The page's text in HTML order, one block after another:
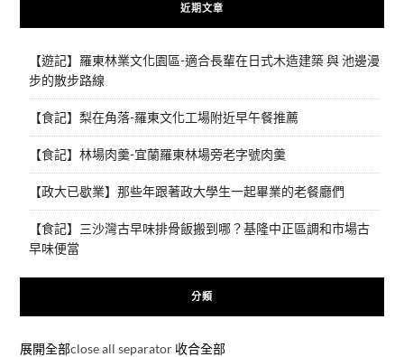
近期文章
【遊記】羅東林業文化園區-適合長輩在日式木造建築 與 池邊漫
步的散步路線
【食記】梨在角落-羅東文化工場附近早午餐推薦
【食記】林場肉羹-宜蘭羅東林場旁老字號肉羹
【政大已歇業】那些年跟著政大學生一起畢業的老餐廳們
【食記】三沙灣古早味排骨飯搬到哪？基隆中正區調和市場古
早味便當
分類
展開全部close all separator 收合全部